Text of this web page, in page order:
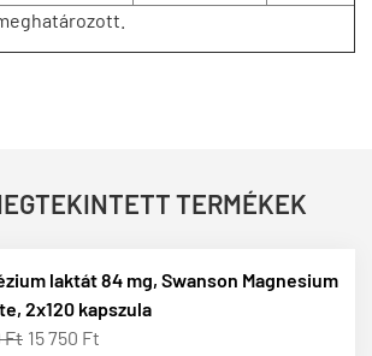
TERMÉKEK
laktát 84 mg, Swanson Magnesium
2x120 kapszula
Ft 15 750 Ft